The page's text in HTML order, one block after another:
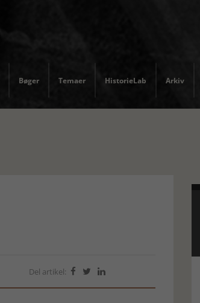
Bøger Temaer HistorieLab Arkiv
Del artikel:   